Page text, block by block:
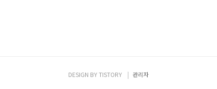
DESIGN BYTISTORY 관리자